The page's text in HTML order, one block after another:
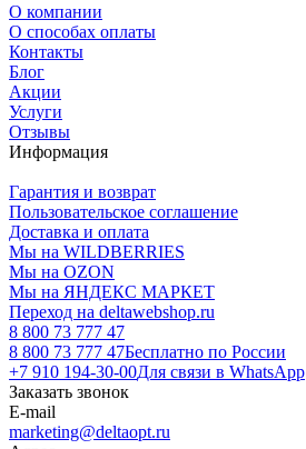
О компании
О способах оплаты
Контакты
Блог
Акции
Услуги
Отзывы
Информация
Гарантия и возврат
Пользовательское соглашение
Доставка и оплата
Мы на WILDBERRIES
Мы на OZON
Мы на ЯНДЕКС МАРКЕТ
Переход на deltawebshop.ru
8 800 73 777 47
8 800 73 777 47Бесплатно по России
+7 910 194-30-00Для связи в WhatsApp
Заказать звонок
E-mail
marketing@deltaopt.ru